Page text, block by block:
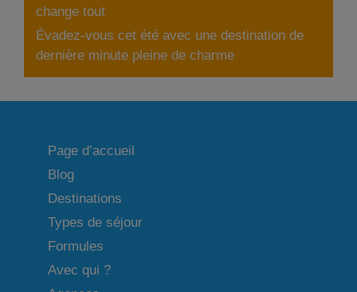
change tout
Évadez-vous cet été avec une destination de
dernière minute pleine de charme
Page d’accueil
Blog
Destinations
Types de séjour
Formules
Avec qui ?